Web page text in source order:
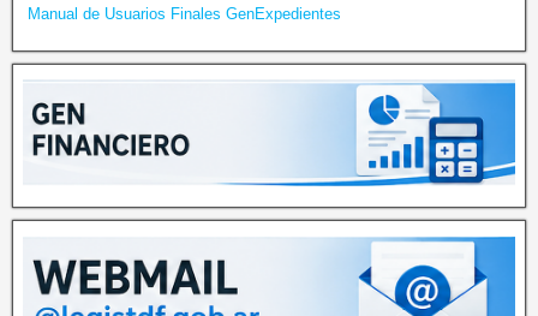
Manual de Usuarios Finales GenExpedientes